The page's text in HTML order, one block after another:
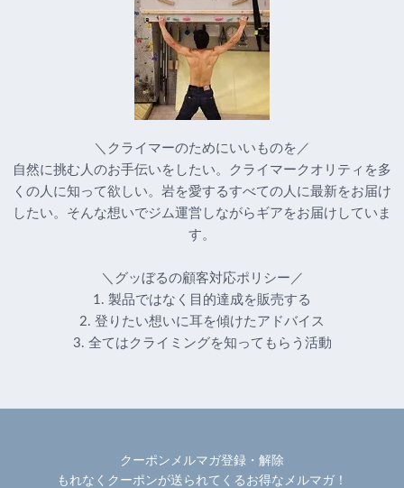
＼クライマーのためにいいものを／
自然に挑む人のお手伝いをしたい。クライマークオリティを多
くの人に知って欲しい。岩を愛するすべての人に最新をお届け
したい。そんな想いでジム運営しながらギアをお届けしていま
す。
＼グッぼるの顧客対応ポリシー／
1. 製品ではなく目的達成を販売する
2. 登りたい想いに耳を傾けたアドバイス
3. 全てはクライミングを知ってもらう活動
クーポンメルマガ登録・解除
もれなくクーポンが送られてくるお得なメルマガ！